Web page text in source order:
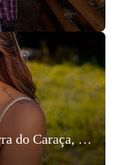
Fotografia Pré-Wedding em Serra do Caraça, Minas Gerais, Heitor e Yngrid